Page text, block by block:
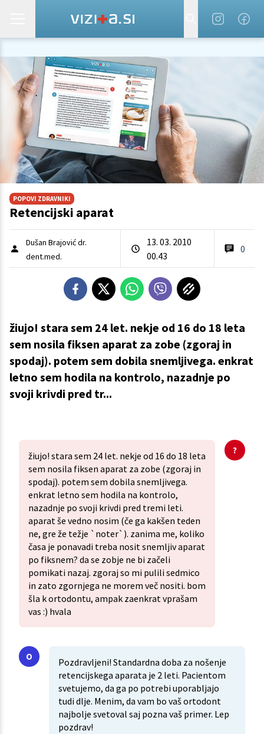
POPOVI ZDRAVNIKI
Retencijski aparat
Dušan Brajović dr.
dent.med.
13. 03. 2010
00.43
0
žiujo! stara sem 24 let. nekje od 16 do 18 leta
sem nosila fiksen aparat za zobe (zgoraj in
spodaj). potem sem dobila snemljivega. enkrat
letno sem hodila na kontrolo, nazadnje po
svoji krivdi pred tr...
žiujo! stara sem 24 let. nekje od 16 do 18 leta
sem nosila fiksen aparat za zobe (zgoraj in
spodaj). potem sem dobila snemljivega.
enkrat letno sem hodila na kontrolo,
nazadnje po svoji krivdi pred tremi leti.
aparat še vedno nosim (če ga kakšen teden
ne, gre že težje `noter`). zanima me, koliko
časa je ponavadi treba nosit snemljiv aparat
po fiksnem? da se zobje ne bi začeli
pomikati nazaj. zgoraj so mi pulili sedmico
in zato zgornjega ne morem več nositi. bom
šla k ortodontu, ampak zaenkrat vprašam
vas :) hvala
Pozdravljeni! Standardna doba za nošenje
retencijskega aparata je 2 leti. Pacientom
svetujemo, da ga po potrebi uporabljajo
tudi dlje. Menim, da vam bo vaš ortodont
najbolje svetoval saj pozna vaš primer. Lep
pozdrav!